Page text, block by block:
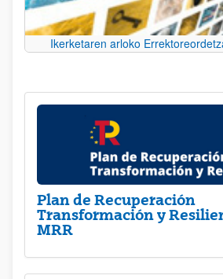
Ikerketaren arloko
Plan de Recuperación
Transformación y
MRR